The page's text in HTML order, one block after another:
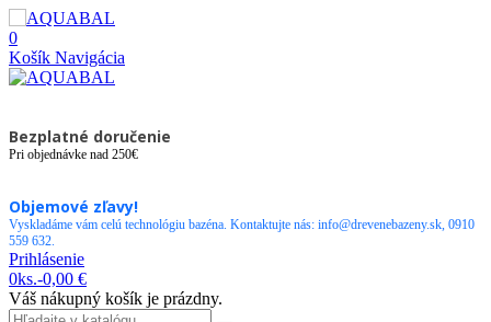
0
Košík Navigácia
Bezplatné doručenie
Pri objednávke nad 250€
Objemové zľavy!
Vyskladáme vám celú technológiu bazéna. Kontaktujte nás: info@drevenebazeny.sk, 0910
559 632.
Prihlásenie
0ks.-0,00 €
Váš nákupný košík je prázdny.